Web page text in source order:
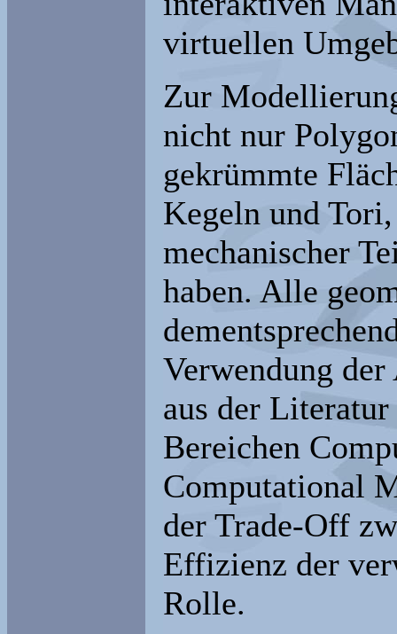
virtuellen
Zur
nicht nur
gekrümmte
Kegeln und
mechanischer
haben. Alle
Verwendung
aus der Literatur
Bereichen
Computational
der Trade-Off
Effizienz der
Rolle.